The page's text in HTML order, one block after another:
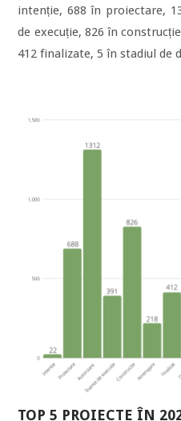
intenție, 688 în proiectare,
de execuție, 826 în
412 finalizate, 5 în stadiul de
TOP 5 PROIECTE ÎN